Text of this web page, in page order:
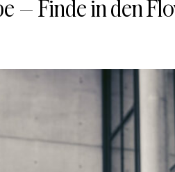
– Finde in den